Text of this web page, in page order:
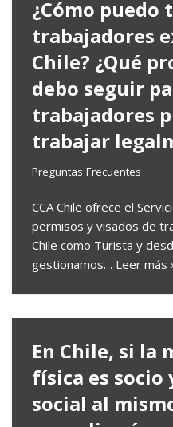
¿Cómo puedo
trabajadores
Chile? ¿Qué
debo seguir
trabajadores
trabajar
Preguntas Frecuentes
CCA Chile ofrece el
permisos y visados de
Chile como Turista y
gestionamos… Leer más
En Chile, si la
física es
social al